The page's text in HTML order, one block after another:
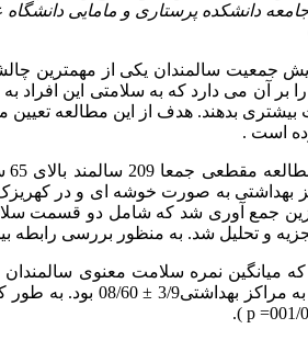
جمعیت سالمندان یکی از مهمترین
بر آن می دارد که به سلامتی این
بدهند. هدف از این مطالعه
است .
بالای 65 سال مقیم سرای سالمندان کهریزک و مقیم منزل مورد پژوهش واقع شدند.
بهداشتی به صورت خوشه ای و در
جمع آوری شد که شامل دو قسمت
مقیم منزل مراجعه